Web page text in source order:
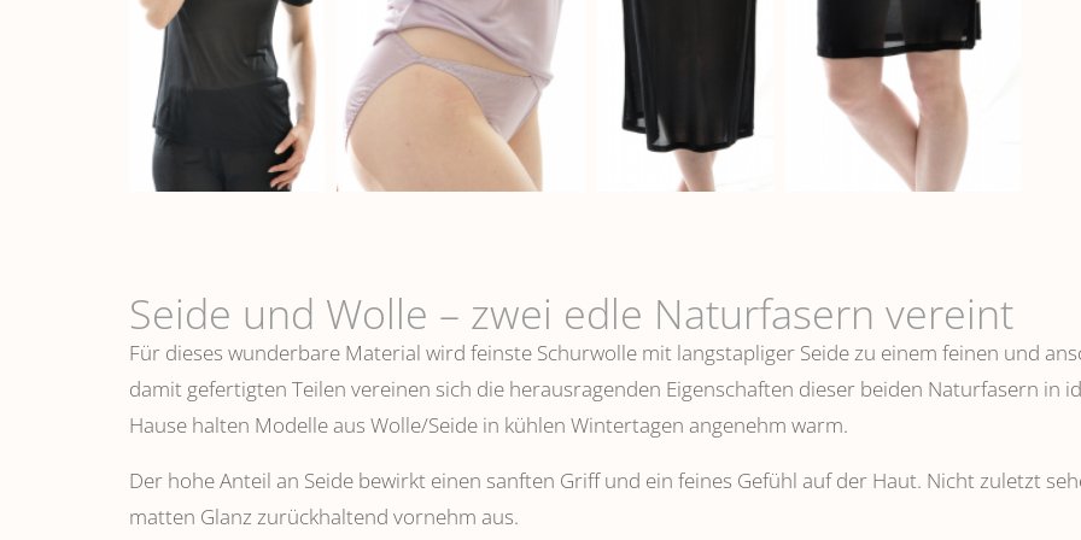
Seide und Wolle – zwei edle Naturfasern vereint
Für dieses wunderbare Material wird feinste Schurwolle mit langstapliger Seide zu einem feinen und
damit gefertigten Teilen vereinen sich die herausragenden Eigenschaften dieser beiden Naturfasern in
Hause halten Modelle aus Wolle/Seide in kühlen Wintertagen angenehm warm.
Der hohe Anteil an Seide bewirkt einen sanften Griff und ein feines Gefühl auf der Haut. Nicht zuletzt
matten Glanz zurückhaltend vornehm aus.